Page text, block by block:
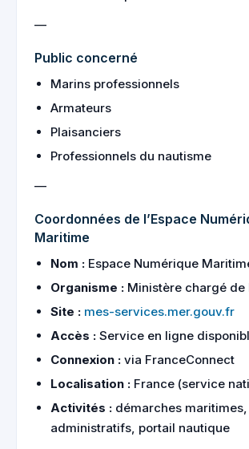
—
Public concerné
Marins professionnels
Armateurs
Plaisanciers
Professionnels du nautisme
—
Coordonnées de l’Espace
Maritime
Nom : Espace Numérique
Organisme : Ministère chargé de
Site : mes-services.mer.gouv.fr
Accès : Service en ligne
Connexion : via FranceConnect
Localisation : France (service
Activités : démarches
administratifs, portail nautique